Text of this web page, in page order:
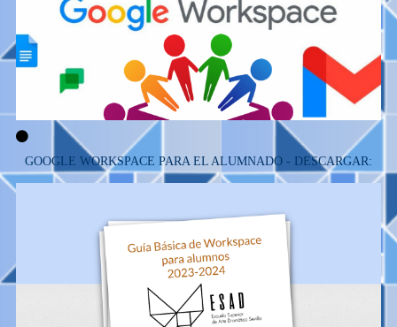
GOOGLE WORKSPACE PARA EL ALUMNADO - DESCARGAR: